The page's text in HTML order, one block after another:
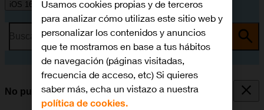
iOS 16.0
Busca por problema o tema
No puedo utilizar la función de Wi-Fi
Usamos cookies propias y de terceros
para analizar cómo utilizas este sitio web y
personalizar los contenidos y anuncios
que te mostramos en base a tus hábitos
de navegación (páginas visitadas,
frecuencia de acceso, etc) Si quieres
saber más, echa un vistazo a nuestra
política de cookies.